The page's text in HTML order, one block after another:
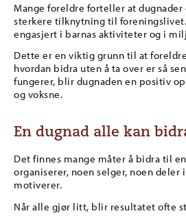
Mange foreldre forteller at dugnader
sterkere tilknytning til
engasjert i barnas aktiviteter og i
Dette er en viktig grunn til at
hvordan bidra uten å ta over er så
fungerer, blir dugnaden en positiv
og voksne.
En dugnad alle kan
Det finnes mange måter å bidra til
organiserer, noen selger, noen deler
motiverer.
Når alle gjør litt, blir resultatet ofte